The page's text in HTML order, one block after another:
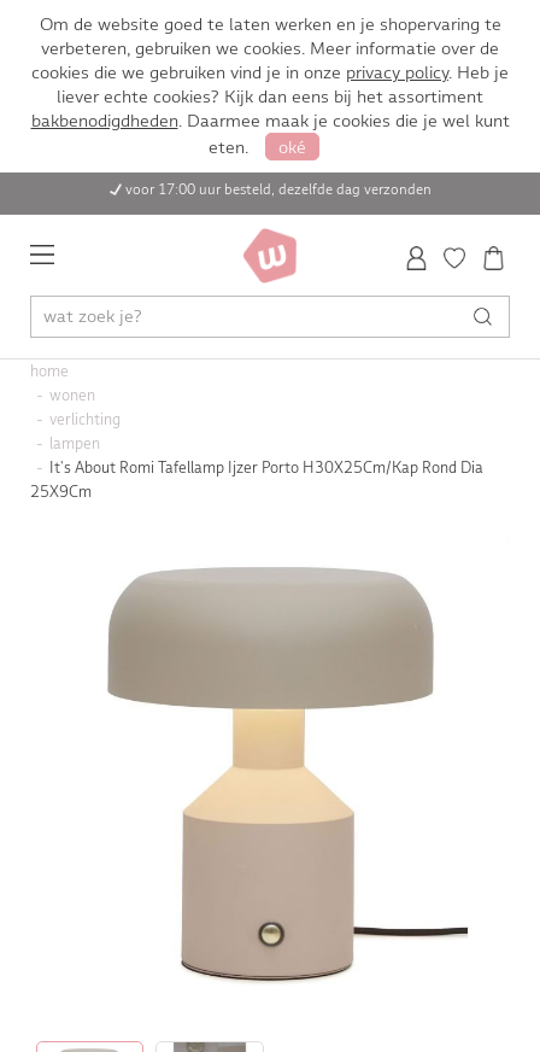
Om de website goed te laten werken en je shopervaring te
verbeteren, gebruiken we cookies. Meer informatie over de
cookies die we gebruiken vind je in onze privacy policy. Heb je
liever echte cookies? Kijk dan eens bij het assortiment
bakbenodigdheden. Daarmee maak je cookies die je wel kunt
eten.
oké
voor 17:00 uur besteld, dezelfde dag verzonden
home
wonen
verlichting
lampen
It's About Romi Tafellamp Ijzer Porto H30X25Cm/Kap Rond Dia
25X9Cm